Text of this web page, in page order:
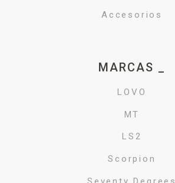
Accesorios
MARCAS _
LOVO
MT
LS2
Scorpion